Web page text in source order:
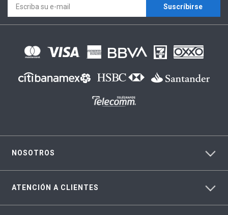
Suscríbirse
NOSOTROS
ATENCIÓN A CLIENTES